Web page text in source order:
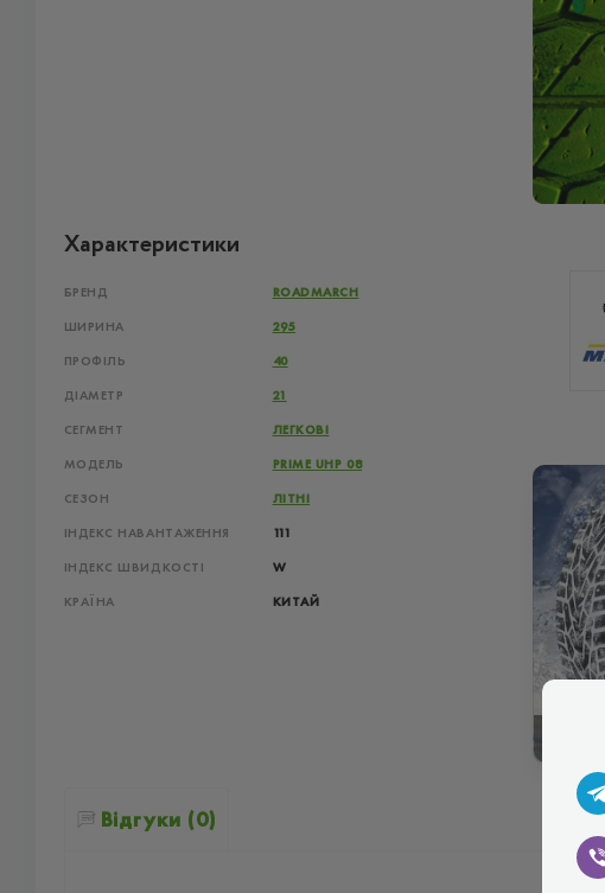
Характеристики
БРЕНД ROADMARCH
ШИРИНА 295
ПРОФІЛЬ 40
ДІАМЕТР 21
СЕГМЕНТ ЛЕГКОВІ
МОДЕЛЬ PRIME UHP 08
СЕЗОН ЛІТНІ
ІНДЕКС НАВАНТАЖЕННЯ 111
ІНДЕКС ШВИДКОСТІ W
КРАЇНА КИТАЙ
Відгуки (0)